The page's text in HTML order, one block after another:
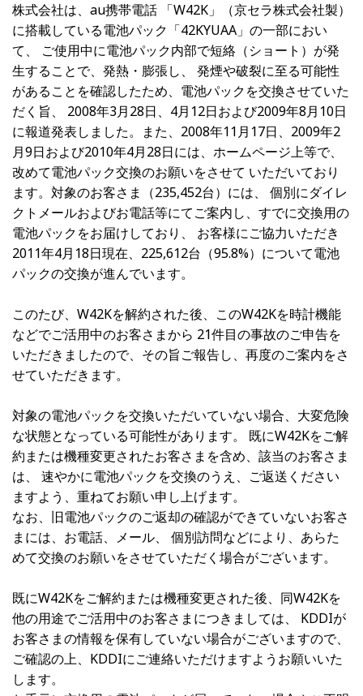
株式会社は、au携帯電話 「W42K」（京セラ株式会社製）
に搭載している電池パック「42KYUAA」の一部におい
て、 ご使用中に電池パック内部で短絡（ショート）が発
生することで、発熱・膨張し、 発煙や破裂に至る可能性
があることを確認したため、電池パックを交換させていた
だく旨、 2008年3月28日、4月12日および2009年8月10日
に報道発表しました。また、2008年11月17日、2009年2
月9日および2010年4月28日には、ホームページ上等で、
改めて電池パック交換のお願いをさせて いただいており
ます。対象のお客さま（235,452台）には、 個別にダイレ
クトメールおよびお電話等にてご案内し、すでに交換用の
電池パックをお届けしており、 お客様にご協力いただき
2011年4月18日現在、225,612台（95.8%）について電池
パックの交換が進んでいます。
このたび、W42Kを解約された後、このW42Kを時計機能
などでご活用中のお客さまから 21件目の事故のご申告を
いただきましたので、その旨ご報告し、再度のご案内をさ
せていただきます。
対象の電池パックを交換いただいていない場合、大変危険
な状態となっている可能性があります。 既にW42Kをご解
約または機種変更されたお客さまを含め、該当のお客さま
は、 速やかに電池パックを交換のうえ、ご返送ください
ますよう、重ねてお願い申し上げます。
なお、旧電池パックのご返却の確認ができていないお客さ
まには、お電話、メール、 個別訪問などにより、あらた
めて交換のお願いをさせていただく場合がございます。
既にW42Kをご解約または機種変更された後、同W42Kを
他の用途でご活用中のお客さまにつきましては、 KDDIが
お客さまの情報を保有していない場合がございますので、
ご確認の上、KDDIにご連絡いただけますようお願いいた
します。